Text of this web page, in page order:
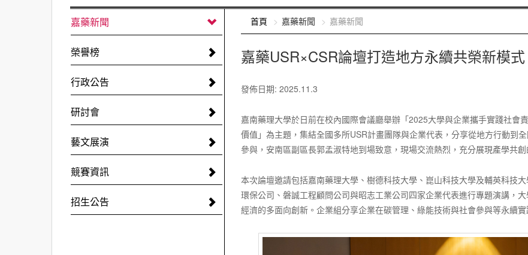
嘉藥新聞
榮譽榜
行政公告
研討會
藝文展演
競賽資訊
招生公告
首頁 嘉藥新聞 嘉藥新聞
嘉藥USR×CSR論壇打造地方永續共榮新模式
發佈日期: 2025.11.3
嘉南藥理大學於日前在校內國際會議廳舉辦「2025大學與企業攜手實踐社會
價值」為主題，集結全國多所USR計畫團隊與企業代表，分享從地方行動到
參與，安南區副區長郭孟淑特地到場致意，現場交流熱烈，充分展現產學共創
本次論壇邀請包括嘉南藥理大學、樹德科技大學、崑山科技大學及輔英科技
環保公司、磐誠工程顧問公司與昭志工業公司四家企業代表進行專題演講，
經濟的多面向創新。企業組分享企業在碳管理、綠能技術與社會參與等永續